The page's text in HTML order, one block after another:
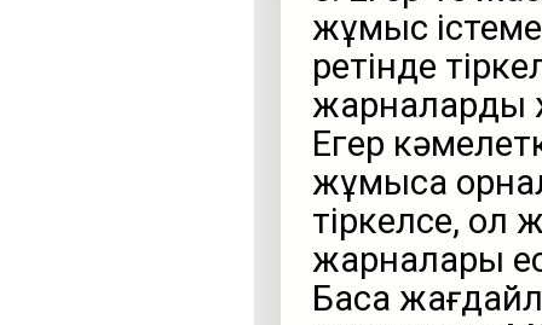
жұмыс
ретінде
жарналарды
Егер
жұмысқа
тіркелсе, ол
жарналары
Басқа